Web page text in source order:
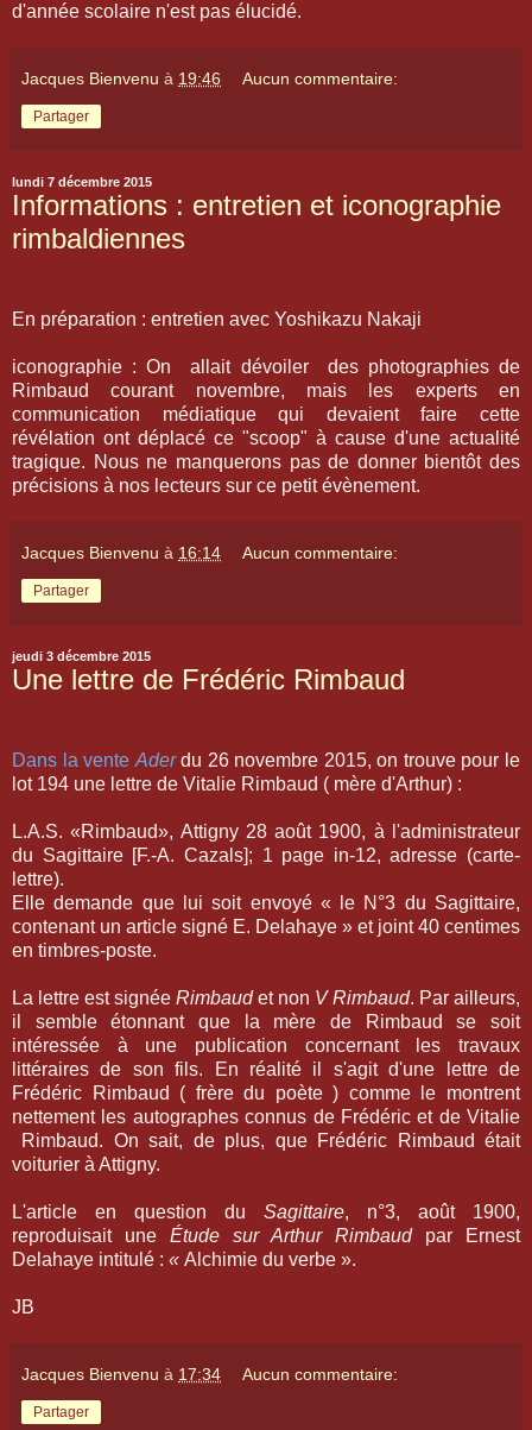
d'année scolaire n'est pas élucidé.
Jacques Bienvenu à 19:46 Aucun commentaire:
Partager
lundi 7 décembre 2015
Informations : entretien et iconographie
rimbaldiennes
En préparation : entretien avec Yoshikazu Nakaji
iconographie : On allait dévoiler des photographies de
Rimbaud courant novembre, mais les experts en
communication médiatique qui devaient faire cette
révélation ont déplacé ce "scoop" à cause d'une actualité
tragique. Nous ne manquerons pas de donner bientôt des
précisions à nos lecteurs sur ce petit évènement.
Jacques Bienvenu à 16:14 Aucun commentaire:
Partager
jeudi 3 décembre 2015
Une lettre de Frédéric Rimbaud
Dans la vente Ader du 26 novembre 2015, on trouve pour le
lot 194 une lettre de Vitalie Rimbaud ( mère d'Arthur) :
L.A.S. «Rimbaud», Attigny 28 août 1900, à l'administrateur
du Sagittaire [F.-A. Cazals]; 1 page in-12, adresse (carte-
lettre).
Elle demande que lui soit envoyé « le N°3 du Sagittaire,
contenant un article signé E. Delahaye » et joint 40 centimes
en timbres-poste.
La lettre est signée Rimbaudet non V Rimbaud. Par ailleurs,
il semble étonnant que la mère de Rimbaud se soit
intéressée à une publication concernant les travaux
littéraires de son fils. En réalité il s'agit d'une lettre de
Frédéric Rimbaud ( frère du poète ) comme le montrent
nettement les autographes connus de Frédéric et de Vitalie
Rimbaud. On sait, de plus, que Frédéric Rimbaud était
voiturier à Attigny.
L'article en question du Sagittaire, n°3, août 1900,
reproduisait une Étude sur Arthur Rimbaudpar Ernest
Delahaye intitulé : « Alchimie du verbe ».
JB
Jacques Bienvenu à 17:34 Aucun commentaire:
Partager